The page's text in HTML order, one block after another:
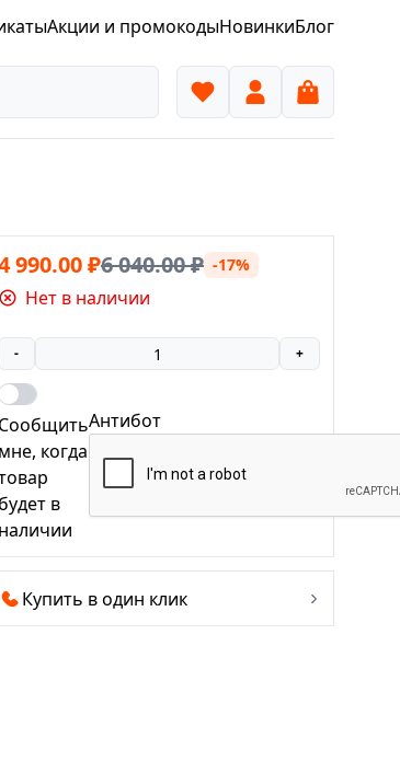
Акции и промокодыНовинкиБлог
990.00₽6 040.00₽ -17%
Нет в наличии
- +
Сообщить
мне, когда
будет в
наличии
Антибот
Купить в один клик